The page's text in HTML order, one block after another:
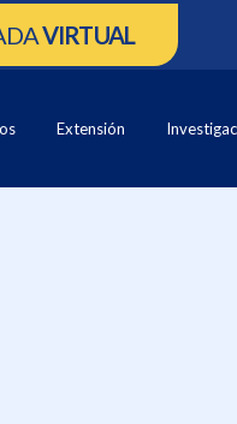
VIRTUAL
Extensión